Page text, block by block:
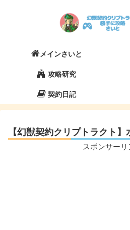
メインさいと
攻略研究
契約日記
【幻獣契約クリプトラクト
スポンサーリ